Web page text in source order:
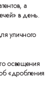
а
в день.
уличного
освещения
«дробления